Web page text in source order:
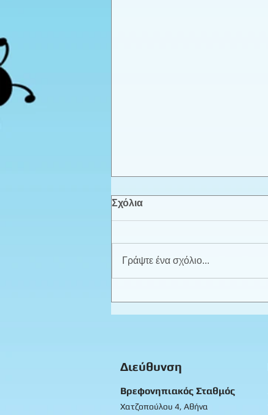
Σχόλια
Γράψτε ένα σχόλιο...
Διεύθυνση
Βρεφονηπιακός Σταθμός
Χατζοπούλου 4, Αθήνα